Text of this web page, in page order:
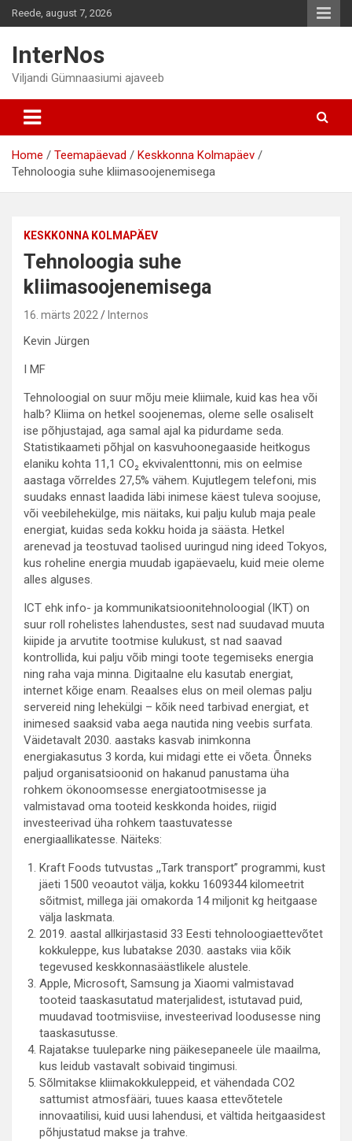
Skip
to
Reede, august 7, 2026
InterNos
Viljandi Gümnaasiumi ajaveeb
Home Teemapäevad
Keskkonna Kolmapäev
Tehnoloogia‌ ‌suhe‌ ‌kliimasoojenemisega‌
KESKKONNA KOLMAPÄEV
Tehnoloogia‌ ‌suhe‌
‌kliimasoojenemisega‌
16. märts 2022 Internos
Kevin Jürgen
I MF
Tehnoloogial on suur mõju meie kliimale, kuid kas hea või
halb? Kliima on hetkel soojenemas, oleme selle osaliselt
ise põhjustajad, aga samal ajal ka pidurdame seda.
Statistikaameti põhjal on kasvuhoonegaaside heitkogus
elaniku kohta 11,1 CO₂ ekvivalenttonni, mis on eelmise
aastaga võrreldes 27,5% vähem. Kujutlegem telefoni, mis
suudaks ennast laadida läbi inimese käest tuleva soojuse,
või veebilehekülge, mis näitaks, kui palju kulub maja peale
energiat, kuidas seda kokku hoida ja säästa. Hetkel
arenevad ja teostuvad taolised uuringud ning ideed Tokyos,
kus roheline energia muudab igapäevaelu, kuid meie oleme
alles alguses.
ICT ehk info- ja kommunikatsioonitehnoloogial (IKT) on
suur roll rohelistes lahendustes, sest nad suudavad muuta
kiipide ja arvutite tootmise kulukust, st nad saavad
kontrollida, kui palju võib mingi toote tegemiseks energia
ning raha vaja minna. Digitaalne elu kasutab energiat,
internet kõige enam. Reaalses elus on meil olemas palju
servereid ning lehekülgi – kõik need tarbivad energiat, et
inimesed saaksid vaba aega nautida ning veebis surfata.
Väidetavalt 2030. aastaks kasvab inimkonna
energiakasutus 3 korda, kui midagi ette ei võeta. Õnneks
paljud organisatsioonid on hakanud panustama üha
rohkem ökonoomsesse energiatootmisesse ja
valmistavad oma tooteid keskkonda hoides, riigid
investeerivad üha rohkem taastuvatesse
energiaallikatesse. Näiteks:
Kraft Foods tutvustas ,,Tark transport” programmi, kust
jäeti 1500 veoautot välja, kokku 1609344 kilomeetrit
sõitmist, millega jäi omakorda 14 miljonit kg heitgaase
välja laskmata.
2019. aastal allkirjastasid 33 Eesti tehnoloogiaettevõtet
kokkuleppe, kus lubatakse 2030. aastaks viia kõik
tegevused keskkonnasäästlikele alustele.
Apple, Microsoft, Samsung ja Xiaomi valmistavad
tooteid taaskasutatud materjalidest, istutavad puid,
muudavad tootmisviise, investeerivad loodusesse ning
taaskasutusse.
Rajatakse tuuleparke ning päikesepaneele üle maailma,
kus leidub vastavalt sobivaid tingimusi.
Sõlmitakse kliimakokkuleppeid, et vähendada CO2
sattumist atmosfääri, tuues kaasa ettevõtetele
innovaatilisi, kuid uusi lahendusi, et vältida heitgaasidest
põhjustatud makse ja trahve.